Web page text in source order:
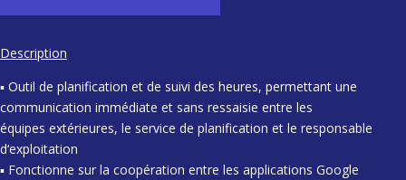
Description
▪ Outil de planification et de suivi des heures, permettant une
communication immédiate et sans ressaisie entre les
équipes extérieures, le service de planification et le responsable
d‘exploitation
▪ Fonctionne sur la coopération entre les applications Google